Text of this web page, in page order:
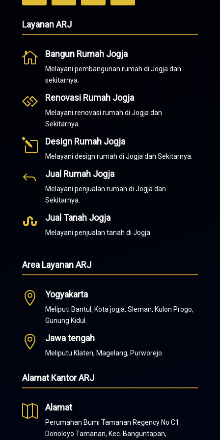
Layanan ARJ
 Bangun Rumah Jogja
Melayani pembangunan rumah di Jogja dan
sekitarnya.
 Renovasi Rumah Jogja
Melayani renovasi rumah di Jogja dan
Sekitarnya.
l Design Rumah Jogja
Melayani design rumah di Jogja dan Sekitarnya.
J Jual Rumah Jogja
Melayani penjualan rumah di Jogja dan
Sekitarnya.
 Jual Tanah Jogja
Melayani penjualan tanah di Jogja
Area Layanan ARJ
 Yogyakarta
Meliputi Bantul, Kota jogja, Sleman, Kulon Progo,
Gunung Kidul.
 Jawa tengah
Meliputu Klaten, Magelang, Purworejo.
Alamat Kantor ARJ
 Alamat
Perumahan Bumi Tamanan Regency No C1
Donoloyo Tamanan, Kec. Banguntapan,